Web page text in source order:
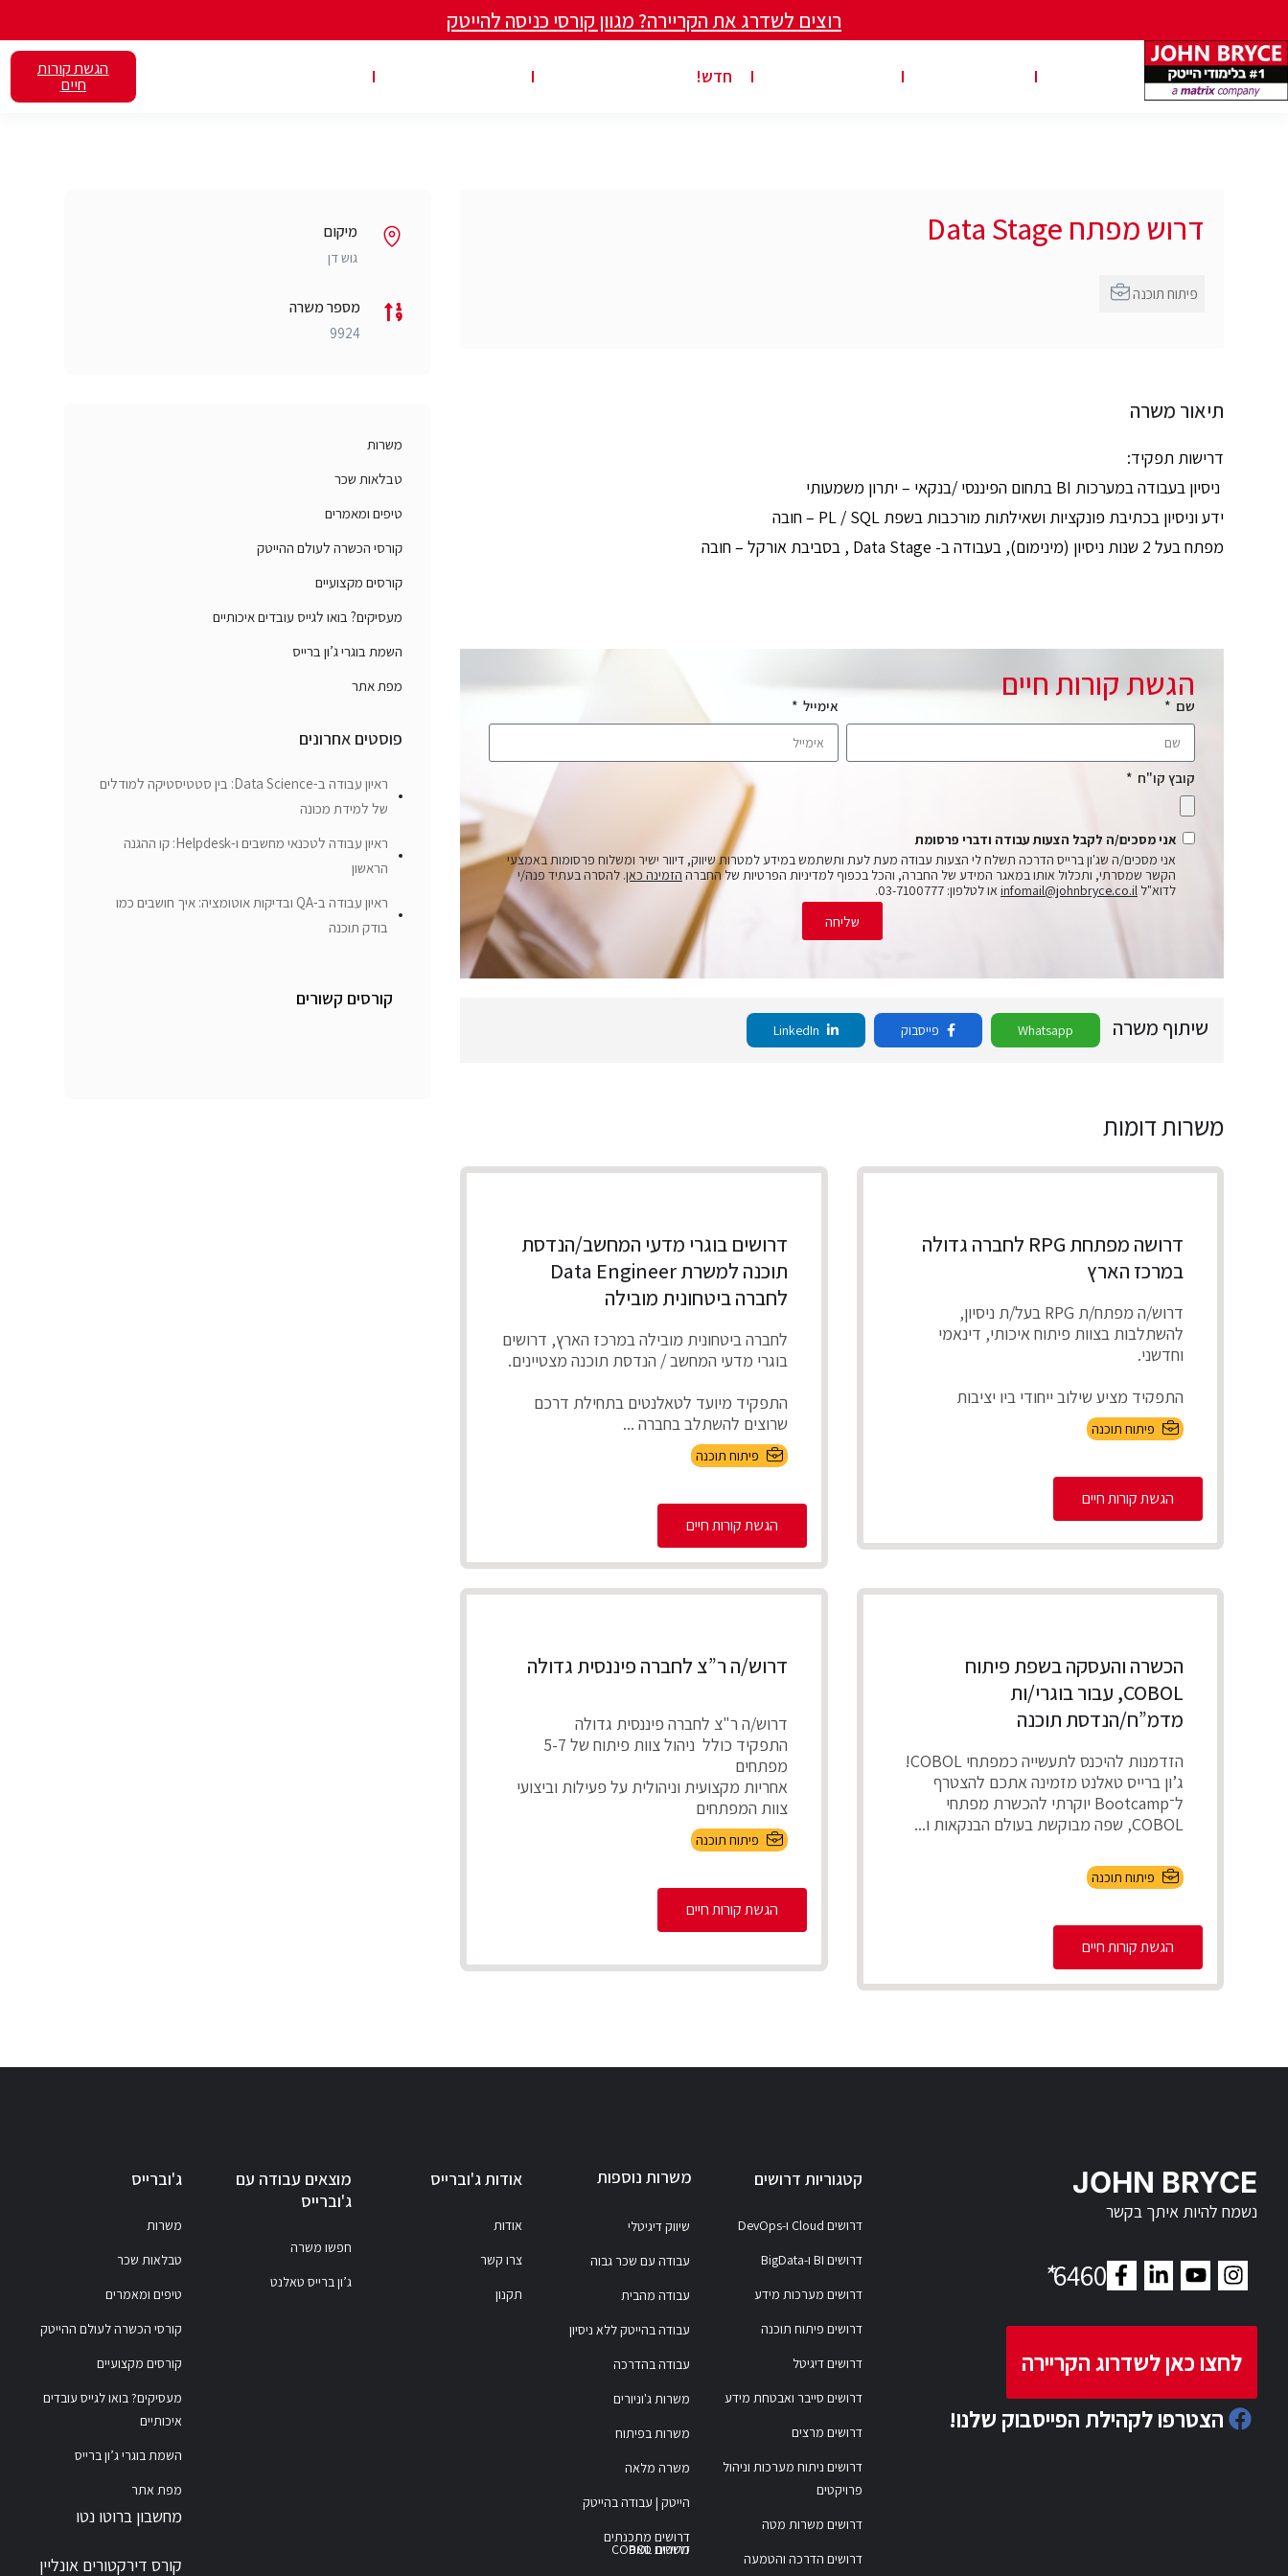
רוצים לשדרג את הקריירה? מגוון קורסי כניסה להייטק
חדש! הגשת קורות
חיים
דרוש מפתח Data Stage
תיאור משרה
דרישות תפקיד:
ניסיון בעבודה במערכות BI בתחום הפיננסי /בנקאי – יתרון משמעותי
ידע וניסיון בכתיבת פונקציות ושאילתות מורכבות בשפת PL / SQL – חובה
מפתח בעל 2 שנות ניסיון (מינימום), בעבודה ב- Data Stage , בסביבת אורקל – חובה
הגשת קורות חיים
שם אימייל
קובץ קו"ח
אני מסכים/ה לקבל הצעות עבודה ודברי פרסומת
אני מסכים/ה שג'ון ברייס הדרכה תשלח לי הצעות עבודה מעת לעת ותשתמש במידע למטרות שיווק, דיוור ישיר ומשלוח פרסומות באמצעי
הקשר שמסרתי, ותכלול אותו במאגר המידע של החברה, והכל בכפוף למדיניות הפרטיות של החברה הזמינה כאן. להסרה בעתיד פנה/י
לדוא"ל infomail@johnbryce.co.il או לטלפון: 03-7100777.
שליחה
שיתוף משרה Whatsapp פייסבוק
משרות דומות
דרושה מפתחת RPG לחברה גדולה
במרכז הארץ
דרוש/ה מפתח/ת RPG בעל/ת ניסיון,
להשתלבות בצוות פיתוח איכותי, דינאמי
וחדשני.
התפקיד מציע שילוב ייחודי בין יציבות
תעסוקתית ועבודה על מערכו...
פיתוח תוכנה
הגשת קורות חיים
דרושים בוגרי מדעי המחשב/הנדסת
תוכנה למשרת Data Engineer
לחברה ביטחונית מובילה
לחברה ביטחונית מובילה במרכז הארץ, דרושים
בוגרי מדעי המחשב / הנדסת תוכנה מצטיינים.
התפקיד מיועד לטאלנטים בתחילת דרכם
שרוצים להשתלב בחברה ...
פיתוח תוכנה
הגשת קורות חיים
הכשרה והעסקה בשפת פיתוח
COBOL, עבור בוגרי/ות
מדמ”ח/הנדסת תוכנה
הזדמנות להיכנס לתעשייה כמפתחי COBOL!
ג’ון ברייס טאלנט מזמינה אתכם להצטרף
ל־Bootcamp יוקרתי להכשרת מפתחי
COBOL, שפה מבוקשת בעולם הבנקאות ו...
פיתוח תוכנה
הגשת קורות חיים
דרוש/ה ר”צ לחברה פיננסית גדולה
דרוש/ה ר"צ לחברה פיננסית גדולה
התפקיד כולל ניהול צוות פיתוח של 5-7
מפתחים
אחריות מקצועית וניהולית על פעילות וביצועי
צוות המפתחים
חניכה, ...פיתוח תוכנה
הגשת קורות חיים
מיקום
גוש דן
מספר משרה
9924
משרות
טבלאות שכר
טיפים ומאמרים
קורסי הכשרה לעולם ההייטק
קורסים מקצועיים
מעסיקים? בואו לגייס עובדים איכותיים
השמת בוגרי ג’ון ברייס
מפת אתר
פוסטים אחרונים
ראיון עבודה ב-Data Science: בין סטטיסטיקה למודלים
של למידת מכונה
ראיון עבודה לטכנאי מחשבים ו-Helpdesk: קו ההגנה
הראשון
ראיון עבודה ב-QA ובדיקות אוטומציה: איך חושבים כמו
בודק תוכנה
קורסים קשורים
JOHN BRYCE
נשמח להיות איתך בקשר
6460
*
לחצו כאן לשדרוג הקריירה
הצטרפו לקהילת הפייסבוק שלנו!
קטגוריות דרושים
דרושים Cloud ו-DevOps
דרושים BI ו-BigData
דרושים מערכות מידע
דרושים פיתוח תוכנה
דרושים דיגיטל
דרושים סייבר ואבטחת מידע
דרושים מרצים
דרושים ניתוח מערכות וניהול
פרויקטים
דרושים משרות מטה
דרושים הדרכה והטמעה
משרות נוספות
שיווק דיגיטלי
עבודה עם שכר גבוה
עבודה מהבית
עבודה בהייטק ללא ניסיון
עבודה בהדרכה
משרות ג'וניורים
משרות בפיתוח
משרה מלאה
הייטק | עבודה בהייטק
דרושים מתכנתים
דרושים סאפ
משרות COBOL
אודות ג'וברייס
אודות
צרו קשר
תקנון
מוצאים עבודה עם
ג'וברייס
חפשו משרה
ג’ון ברייס טאלנט
ג'וברייס
משרות
טבלאות שכר
טיפים ומאמרים
קורסי הכשרה לעולם ההייטק
קורסים מקצועיים
מעסיקים? בואו לגייס עובדים
איכותיים
השמת בוגרי ג’ון ברייס
מפת אתר
מחשבון ברוטו נטו
קורס דירקטורים אונליין